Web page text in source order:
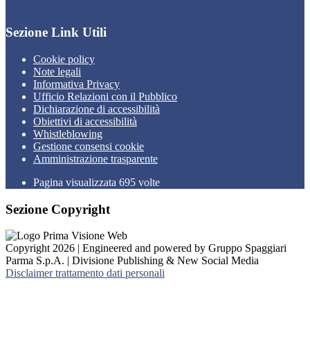
Sezione Link Utili
Cookie policy
Note legali
Informativa Privacy
Ufficio Relazioni con il Pubblico
Dichiarazione di accessibilità
Obiettivi di accessibilità
Whistleblowing
Gestione consensi cookie
Amministrazione trasparente
Pagina visualizzata 695 volte
Sezione Copyright
Copyright 2026 | Engineered and powered by Gruppo Spaggiari
Parma S.p.A. | Divisione Publishing & New Social Media
Disclaimer trattamento dati personali